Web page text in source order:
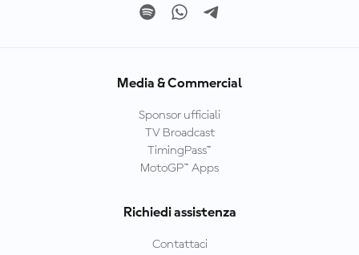
Media & Commercial
Sponsor ufficiali
TV Broadcast
TimingPass™
MotoGP™ Apps
Richiedi assistenza
Contattaci